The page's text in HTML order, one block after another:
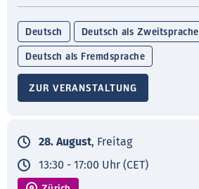
Deutsch Deutsch als Zweitsprache
Deutsch als Fremdsprache
ZUR VERANSTALTUNG
28. August, Freitag
13:30 - 17:00 Uhr (CET)